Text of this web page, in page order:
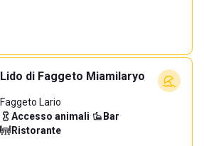
Lido di Faggeto Miamilaryo
Faggeto Lario
Accesso animali· Bar·
Ristorante